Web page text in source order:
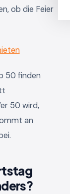
ob die Feier
50 finden
50 wird,
an